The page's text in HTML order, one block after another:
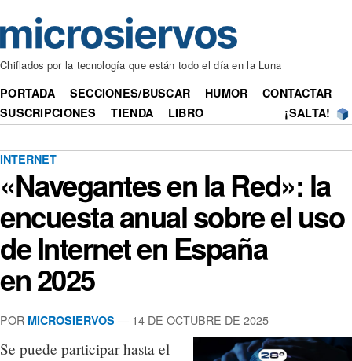
Chiflados por la tecnología que están todo el día en la Luna
PORTADA SECCIONES/BUSCAR HUMOR
CONTACTAR
SUSCRIPCIONES
TIENDA LIBRO ¡SALTA!
INTERNET
«Navegantes en la Red»: la
encuesta anual sobre el uso
de Internet en España
en 2025
POR MICROSIERVOS — 14 DE OCTUBRE DE 2025
Se puede participar hasta el